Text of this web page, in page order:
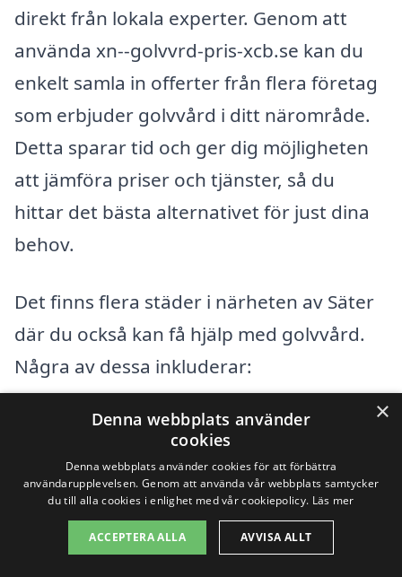
direkt från lokala experter. Genom att
använda xn--golvvrd-pris-xcb.se kan du
enkelt samla in offerter från flera företag
som erbjuder golvvård i ditt närområde.
Detta sparar tid och ger dig möjligheten
att jämföra priser och tjänster, så du
hittar det bästa alternativet för just dina
behov.
Det finns flera städer i närheten av Säter
där du också kan få hjälp med golvvård.
Några av dessa inkluderar:
Leksand
Mora
Borlänge
Falun
×
Denna webbplats använder
cookies
Denna webbplats använder cookies för att förbättra
användarupplevelsen. Genom att använda vår webbplats samtycker
du till alla cookies i enlighet med vår cookiepolicy. Läs mer
ACCEPTERA ALLA AVVISA ALLT